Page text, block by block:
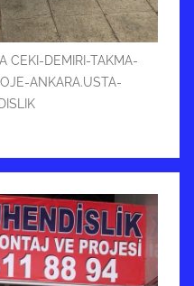
CEKI-DEMIRI-TAKMA-
ANKARA.USTA-